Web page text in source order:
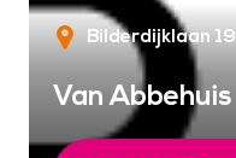
Bilderdijklaan 19
Van Abbehuis